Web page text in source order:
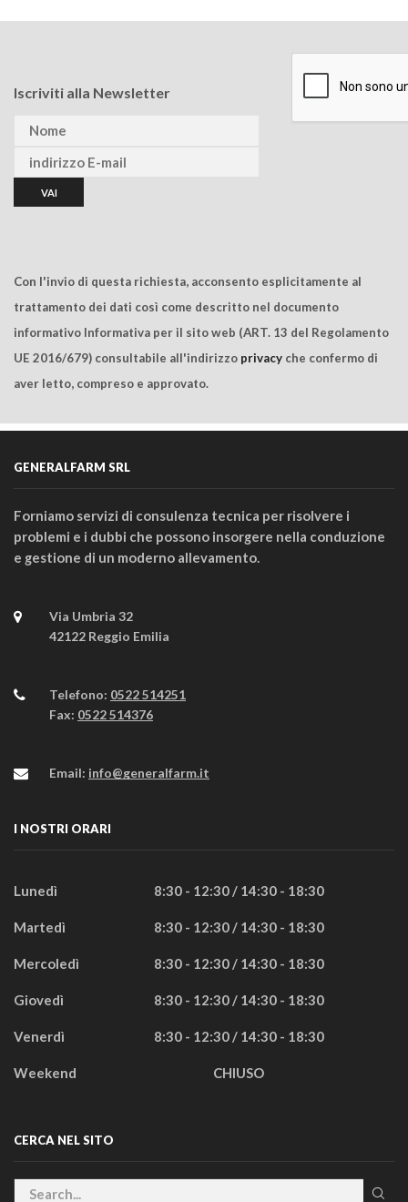
Iscriviti alla Newsletter
Con l'invio di questa richiesta, acconsento esplicitamente al
trattamento dei dati così come descritto nel documento
informativo Informativa per il sito web (ART. 13 del Regolamento
UE 2016/679) consultabile all'indirizzo privacy che confermo di
aver letto, compreso e approvato.
GENERALFARM SRL
Forniamo servizi di consulenza tecnica per risolvere i
problemi e i dubbi che possono insorgere nella conduzione
e gestione di un moderno allevamento.
Via Umbria 32
42122 Reggio Emilia
Telefono: 0522 514251
Fax: 0522 514376
Email: info@generalfarm.it
I NOSTRI ORARI
Lunedì 8:30 - 12:30 / 14:30 - 18:30
Martedì 8:30 - 12:30 / 14:30 - 18:30
Mercoledì 8:30 - 12:30 / 14:30 - 18:30
Giovedì 8:30 - 12:30 / 14:30 - 18:30
Venerdì 8:30 - 12:30 / 14:30 - 18:30
Weekend CHIUSO
CERCA NEL SITO